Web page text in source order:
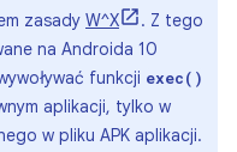
zasady W^X
. Z tego
na Androida 10
funkcji exec()
aplikacji, tylko w
w pliku APK aplikacji.